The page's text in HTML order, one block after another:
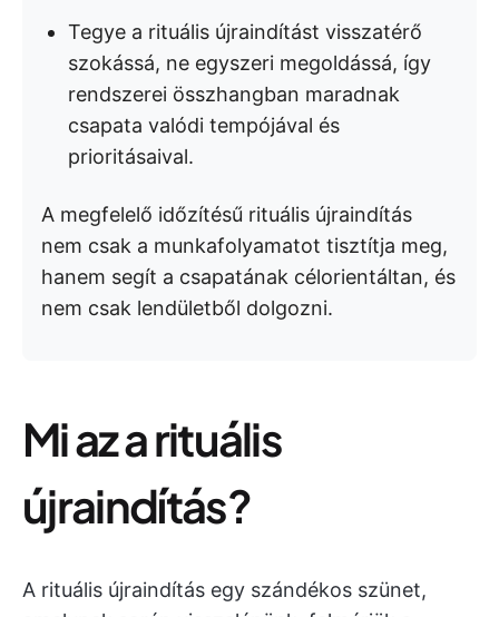
Tegye a rituális újraindítást visszatérő
szokássá, ne egyszeri megoldássá, így
rendszerei összhangban maradnak
csapata valódi tempójával és
prioritásaival.
A megfelelő időzítésű rituális újraindítás
nem csak a munkafolyamatot tisztítja meg,
hanem segít a csapatának célorientáltan, és
nem csak lendületből dolgozni.
Mi az a rituális
újraindítás?
A rituális újraindítás egy szándékos szünet,